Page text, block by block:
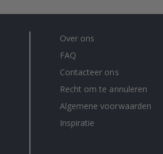
Over ons
FAQ
Contacteer ons
Recht om te annuleren
Algemene voorwaarden
Inspiratie